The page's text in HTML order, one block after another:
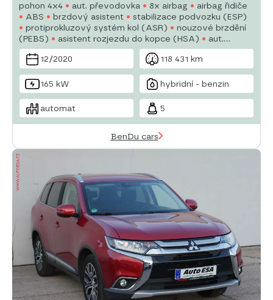
pohon 4x4 aut. převodovka 8x airbag
airbag řidiče
ABS
brzdový asistent
stabilizace podvozku (ESP)
protiprokluzový systém kol (ASR)
nouzové brzdění
(PEBS)
asistent rozjezdu do kopce (HSA)
aut.
zabrzdění v kopci
posilovač řízení
dvouzónová
klimatizace
nezávislé topení s čas.
předehřívačem
12/2020 118 431 km
165 kW hybridní - benzin
automat 5
BenDu cars